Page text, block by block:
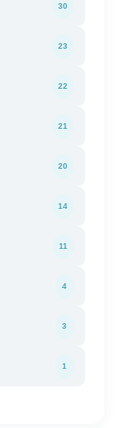
30
23
22
21
20
14
11
4
3
1